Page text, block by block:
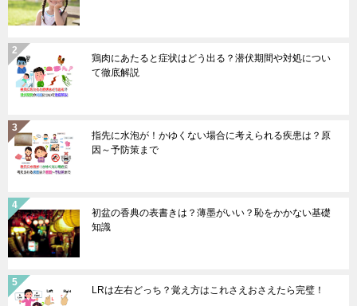
鶏肉にあたると症状はどう出る？潜伏期間や対処につい
て徹底解説
指先に水泡が！かゆくない場合に考えられる疾患は？原
因～予防策まで
初盆の香典の表書きは？薄墨がいい？恥をかかない基礎
知識
LRは左右どっち？覚え方はこれさえおさえたら完璧！